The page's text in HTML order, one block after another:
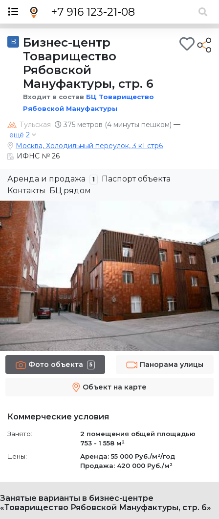
+7 916 123-21-08
B
Бизнес-центр
Товарищество
Рябовской
Мануфактуры, стр. 6
Входит в состав БЦ Товарищество
Рябовской Мануфактуры
Тульская 375 метров (4 минуты пешком) —
ещё 2
Москва, Холодильный переулок, 3 к1 стр6
ИФНС № 26
Аренда и продажа 1
Паспорт объекта
Контакты
БЦ рядом
Фото объекта 5 Панорама улицы
Объект на карте
Коммерческие условия
Занято: 2 помещения общей площадью
753 - 1 558 м²
Цены:
Аренда: 55 000 Руб./м²/год
Продажа: 420 000 Руб./м²
Занятые варианты в бизнес-центре
«Товарищество Рябовской Мануфактуры, стр. 6»